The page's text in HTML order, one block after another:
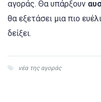
αγοράς. Θα υπάρξουν
θα εξετάσει μια πιο
δείξει.
νέα της αγοράς